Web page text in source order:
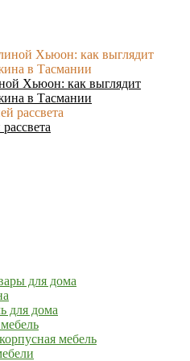
Хьюон: как выглядит
в Тасмании
для дома
для дома
мебель